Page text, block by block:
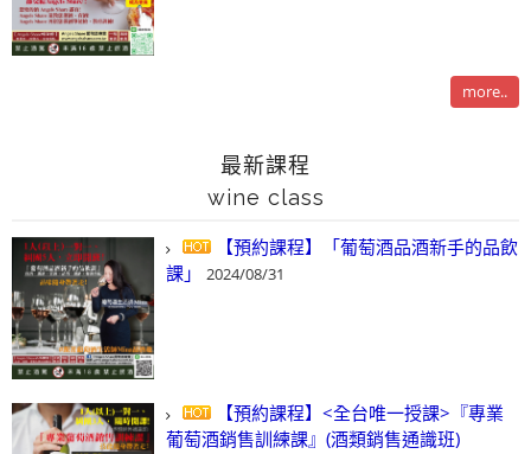
more..
最新課程
wine class
【預約課程】「葡萄酒品酒新手的品飲
課」
2024/08/31
【預約課程】<全台唯一授課>『專業
葡萄酒銷售訓練課』(酒類銷售通識班)